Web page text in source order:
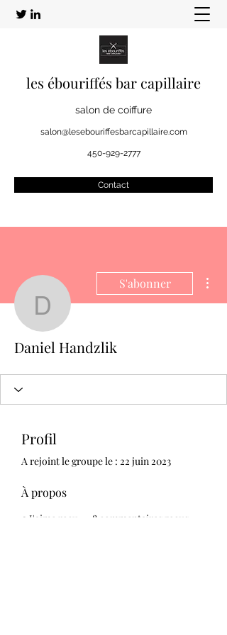
les ébouriffés bar capillaire
salon de coiffure
salon@lesebouriffesbarcapillaire.com
450-929-2777
Contact
Daniel Handzlik
S'abonner
Daniel Handzlik
Profil
A rejoint le groupe le : 22 juin 2023
À propos
0 J'aime reçu 8 commentaires reçus